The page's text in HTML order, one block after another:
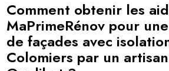
Comment obtenir les
MaPrimeRénov pour
de façades avec
Colomiers par un